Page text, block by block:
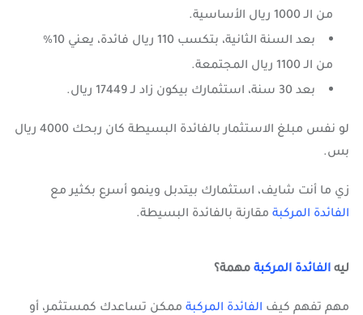
من الـ 1000 ريال الأساسية.
بعد السنة الثانية، بتكسب 110 ريال فائدة، يعني 10%
من الـ 1100 ريال المجتمعة.
بعد 30 سنة، استثمارك بيكون زاد لـ 17449 ريال.
لو نفس مبلغ الاستثمار بالفائدة البسيطة كان ربحك 4000 ريال
بس.
زي ما أنت شايف، استثمارك بيتدبل وينمو أسرع بكثير مع
الفائدة المركبةمقارنة بالفائدة البسيطة.
ليه الفائدة المركبةمهمة؟
مهم تفهم كيف الفائدة المركبةممكن تساعدك كمستثمر، أو